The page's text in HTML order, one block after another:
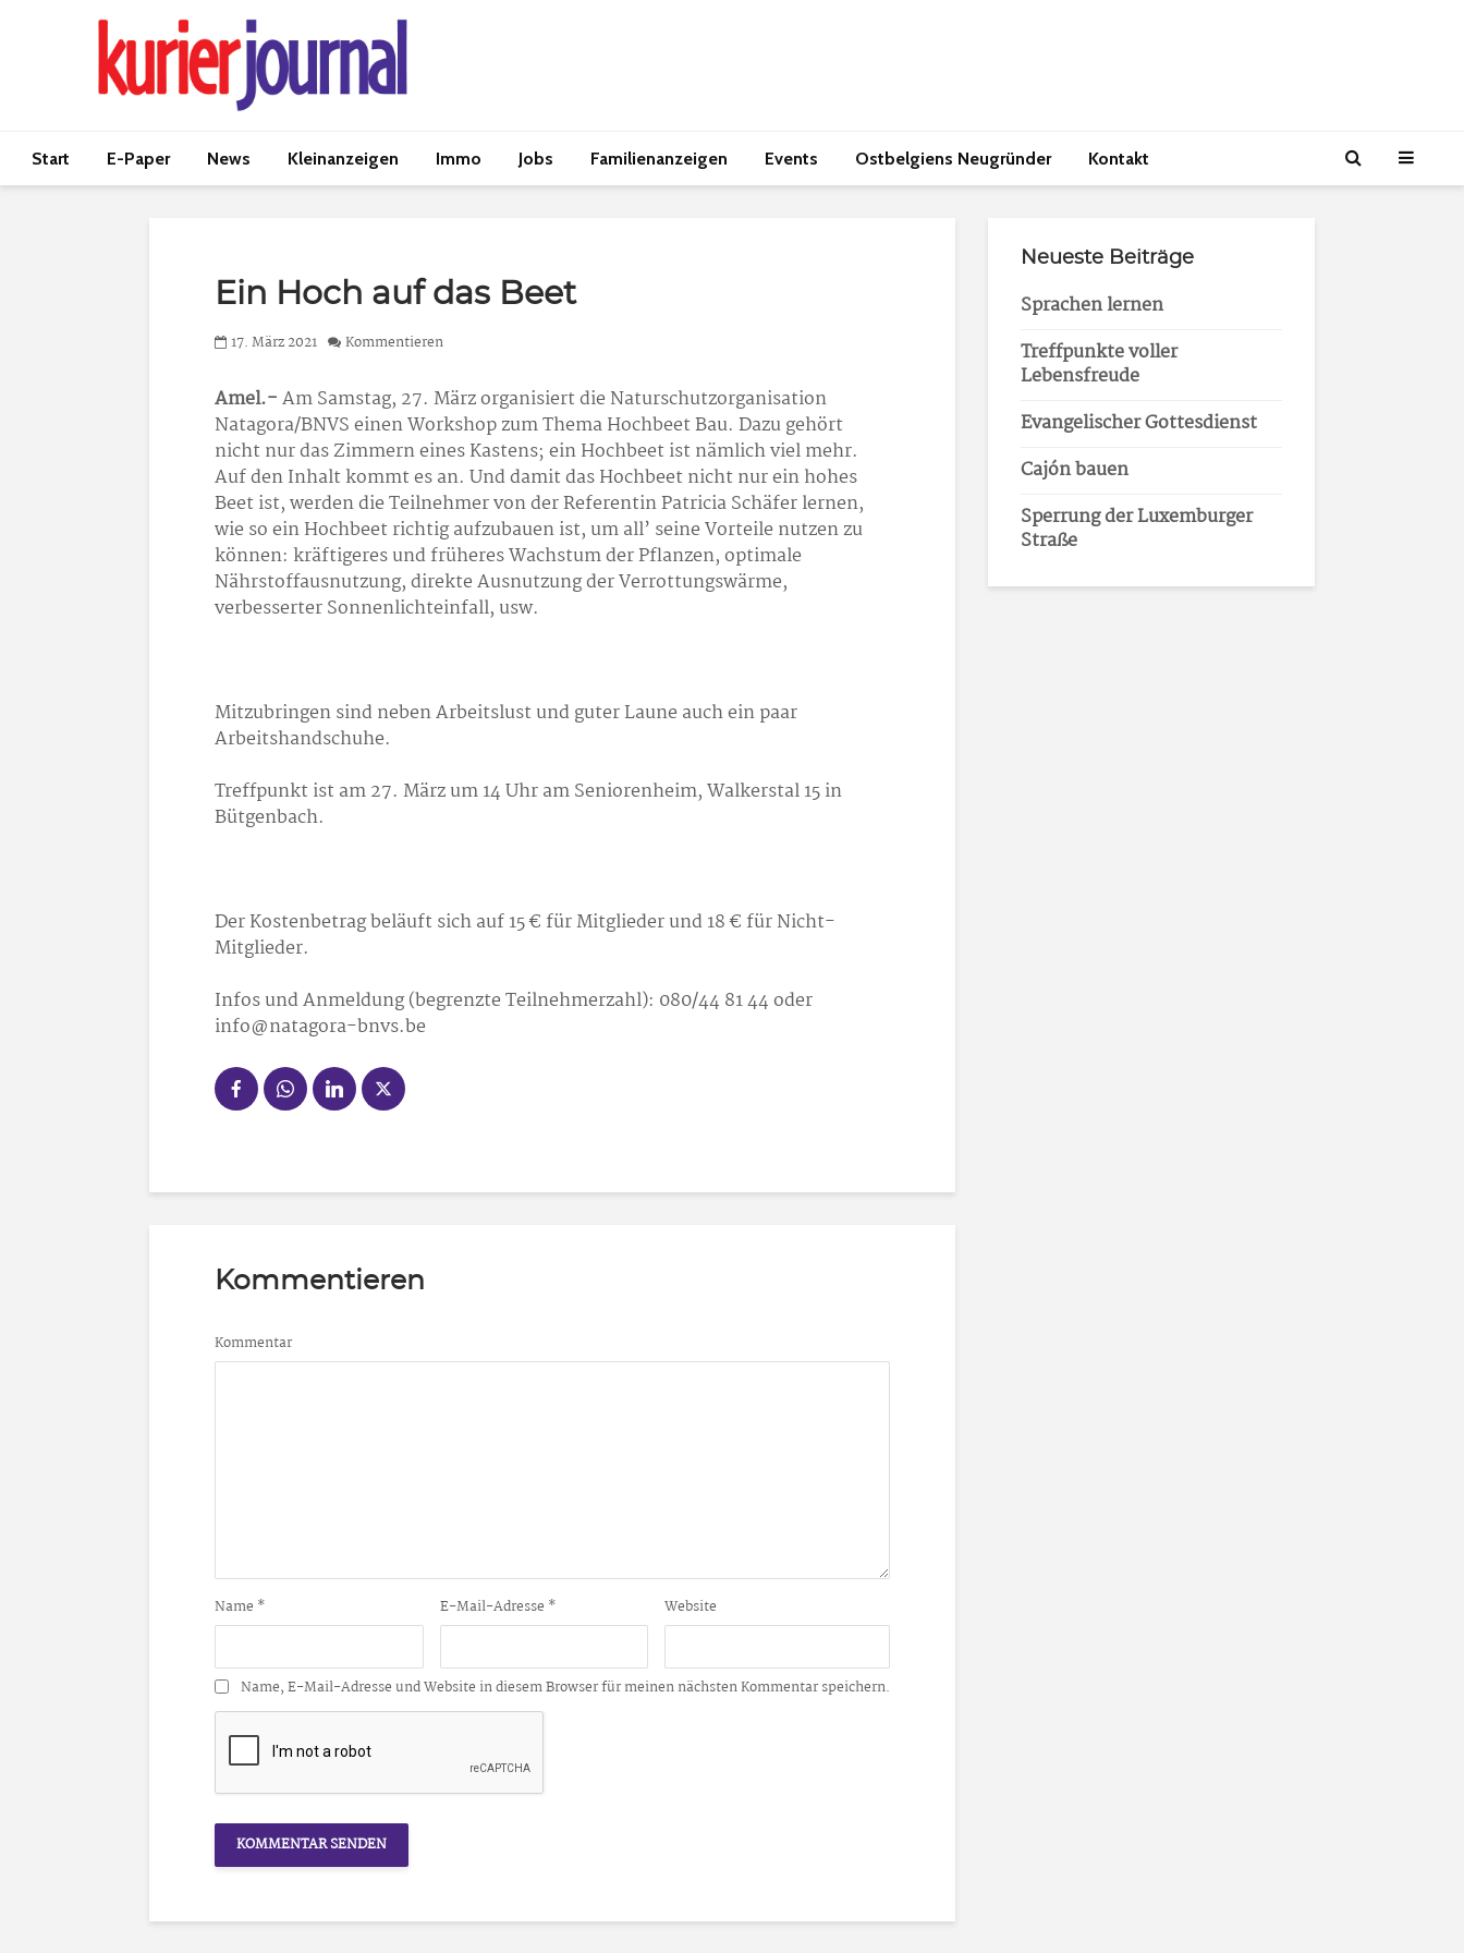
Start E-Paper News Kleinanzeigen Immo Jobs Familienanzeigen Events Ostbelgiens Neugründer Kontakt
Ein Hoch auf das Beet
17. März 2021 Kommentieren
Amel.-Am Samstag, 27. März organisiert die Naturschutzorganisation
Natagora/BNVS einen Workshop zum Thema Hochbeet Bau. Dazu gehört
nicht nur das Zimmern eines Kastens; ein Hochbeet ist nämlich viel mehr.
Auf den Inhalt kommt es an. Und damit das Hochbeet nicht nur ein hohes
Beet ist, werden die Teilnehmer von der Referentin Patricia Schäfer lernen,
wie so ein Hochbeet richtig aufzubauen ist, um all’ seine Vorteile nutzen zu
können: kräftigeres und früheres Wachstum der Pflanzen, optimale
Nährstoffausnutzung, direkte Ausnutzung der Verrottungswärme,
verbesserter Sonnenlichteinfall, usw.
Mitzubringen sind neben Arbeitslust und guter Laune auch ein paar
Arbeitshandschuhe.
Treffpunkt ist am 27. März um 14 Uhr am Seniorenheim, Walkerstal 15 in
Bütgenbach.
Der Kostenbetrag beläuft sich auf 15 € für Mitglieder und 18 € für Nicht-
Mitglieder.
Infos und Anmeldung (begrenzte Teilnehmerzahl): 080/44 81 44 oder
info@natagora-bnvs.be
Kommentieren
Kommentar
Name * E-Mail-Adresse * Website
Name, E-Mail-Adresse und Website in diesem Browser für meinen nächsten Kommentar speichern.
Neueste Beiträge
Sprachen lernen
Treffpunkte voller
Lebensfreude
Evangelischer Gottesdienst
Cajón bauen
Sperrung der Luxemburger
Straße